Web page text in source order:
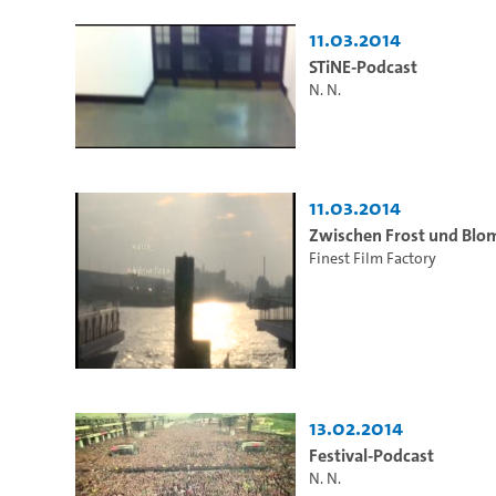
11.03.2014
STiNE-Podcast
N. N.
11.03.2014
Zwischen Frost und
Finest Film Factory
13.02.2014
Festival-Podcast
N. N.